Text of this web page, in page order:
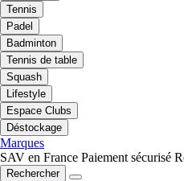
Tennis
Padel
Badminton
Tennis de table
Squash
Lifestyle
Espace Clubs
Déstockage
Marques
SAV en France Paiement sécurisé
Rechercher